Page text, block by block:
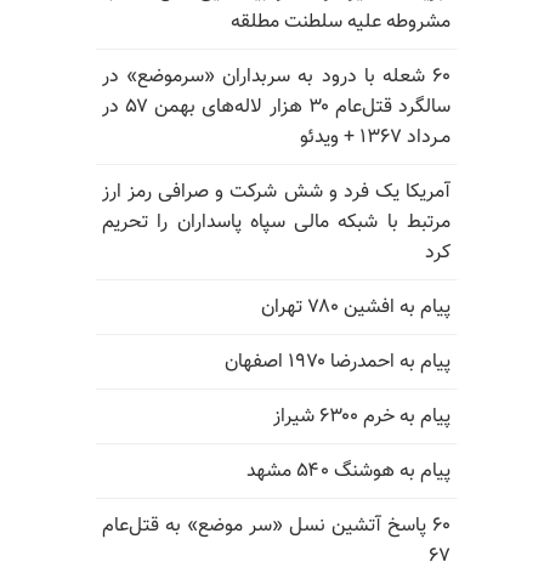
مشروطه علیه سلطنت مطلقه
۶۰ شعله با درود به سربداران «سرموضع» در
سالگرد قتل‌عام ۳۰ هزار لاله‌های بهمن ۵۷ در
مـرداد ۱۳۶۷ + ویدئو
آمریکا یک فرد و شش شرکت و صرافی رمز ارز
مرتبط با شبکه مالی سپاه پاسداران را تحریم
کرد
پیام به افشین ۷۸۰ تهران
پیام به احمدرضا ۱۹۷۰ اصفهان
پیام به خرم ۶۳۰۰ شیراز
پیام به هوشنگ ۵۴۰ مشهد
۶۰ پاسخ آتشین نسل «سر موضع» به قتل‌عام
۶۷